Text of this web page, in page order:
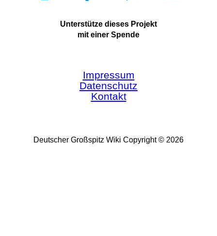
Unterstütze dieses Projekt
mit einer Spende
Impressum
Datenschutz
Kontakt
Deutscher Großspitz Wiki Copyright © 2026